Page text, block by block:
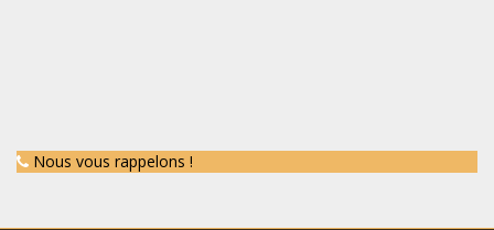
Nous vous rappelons !